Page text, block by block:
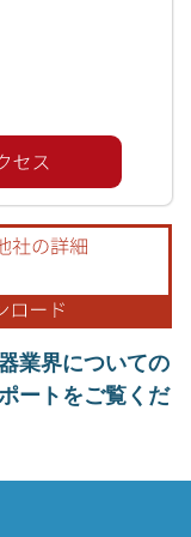
業界についての
ートをご覧くだ